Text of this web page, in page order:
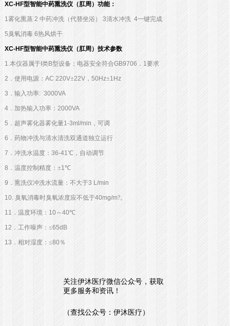
XC-HF型智能中药熏洗仪（肛周） 功能：
1雾化熏蒸 2 中药冲洗（代替坐浴） 3清水冲洗 4一键完成
5臭氧消毒 6热风烘干
XC-HF型智能中药熏洗仪（肛周）技术参数
1.本仪器属于I 类B型设备；电器安全符合GB9706 ． 1要求
2 ．使用电源： AC 220V±22V， 50Hz±1Hz
3 ．输入功率: 3000VA
4．加热输入功率： 2000VA
5 ．超声雾化器雾化量1-3ml/min ，可调
6 ．药物冲洗与清水清洗双通道独立运行
7 ．冲洗水温度： 36-41℃，自动调节
8 ．温度控制精度：±1℃
9 ．熏洗仪冲洗水流量：不大于3 L/min
10. 臭氧消毒时臭氧浓度应不低于40mg/m?。
11 ．温度环境： 10 ～40℃
12 ．工作噪声：≤65dB
13 ．相对湿度：≤80 ％
关注伊沐医疗微信公众号，获取
更多服务和资讯！
（查找公众号：伊沐医疗）